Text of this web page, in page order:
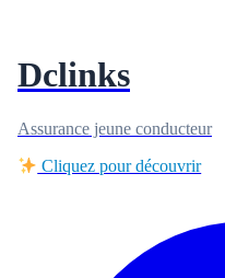
Dclinks
Assurance jeune conducteur
Cliquez pour découvrir